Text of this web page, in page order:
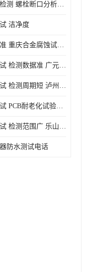
就近安排检测 螺栓断口分析公司 断裂失效分析
洁净度
检测数据准 重庆合金腐蚀试验厂商
耐腐蚀测试 检测数据准 广元家电腐蚀试验
耐腐蚀测试 检测周期短 泸州仪器仪表盐雾试验
耐腐蚀测试 PCB耐老化试验供应 就近安排检测
耐腐蚀测试 检测范围广 乐山腐蚀试验供应
防水测试电话